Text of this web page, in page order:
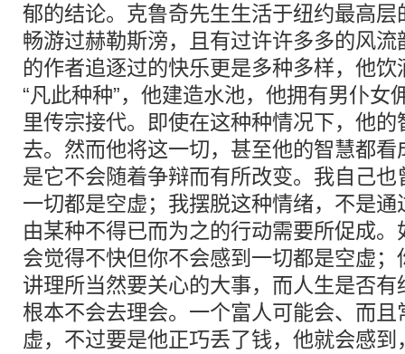
郁的结论。克鲁奇先生生活于纽约最高
畅游过赫勒斯滂，且有过许许多多的风
的作者追逐过的快乐更是多种多样，他
“凡此种种”，他建造水池，他拥有男仆女
里传宗接代。即使在这种种情况下，他
去。然而他将这一切，甚至他的智慧都
是它不会随着争辩而有所改变。我自己
一切都是空虚；我摆脱这种情绪，不是
由某种不得已而为之的行动需要所促成
会觉得不快但你不会感到一切都是空虚
讲理所当然要关心的大事，而人生是否
根本不会去理会。一个富人可能会、而
虚，不过要是他正巧丢了钱，他就会感